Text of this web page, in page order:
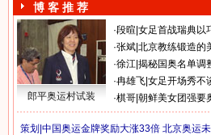
博 客 推 荐
郎平奥运村试装
·段暄 女足首战瑞典以
·张斌 北京教练锻造的
·徐江 揭秘国奥名单调
·冉雄飞 女足开场秀不
·棋哥 朝鲜美女团强要
策划| 中国奥运金牌奖励大涨33倍 北京奥运